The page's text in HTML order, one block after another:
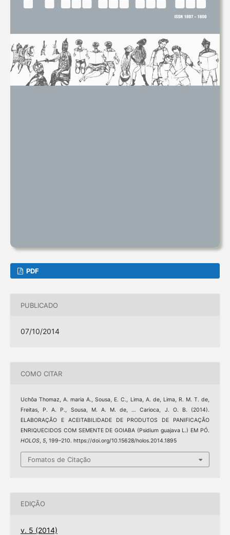
PDF
PUBLICADO
07/10/2014
COMO CITAR
Uchôa Thomaz, A. maria A., Sousa, E. C., Lima, A. de, Lima, R. M. T. de,
Freitas, P. A. P., Sousa, M. A. M. de, … Carioca, J. O. B. (2014).
ELABORAÇÃO E ACEITABILIDADE DE PRODUTOS DE PANIFICAÇÃO
ENRIQUECIDOS COM SEMENTE DE GOIABA (Psidium guajava L.) EM PÓ.
HOLOS, 5, 199–210. https://doi.org/10.15628/holos.2014.1895
Fomatos de Citação
EDIÇÃO
v. 5 (2014)